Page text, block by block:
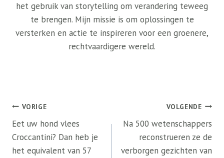
het gebruik van storytelling om verandering teweeg
te brengen. Mijn missie is om oplossingen te
versterken en actie te inspireren voor een groenere,
rechtvaardigere wereld.
Bericht
navigatie
VORIGE
Eet uw hond vlees
Croccantini? Dan heb je
het equivalent van 57
VOLGENDE
Na 500 wetenschappers
reconstrueren ze de
verborgen gezichten van